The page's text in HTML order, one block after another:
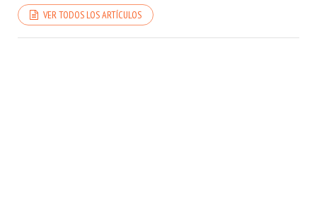
VER TODOS LOS ARTÍCULOS